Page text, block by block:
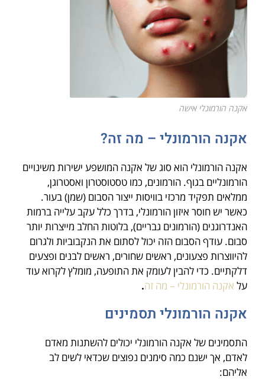
אקנה הורמונלי אישה
אקנה הורמונלי – מה זה?
אקנה הורמונלי הוא סוג של אקנה המושפע ישירות משינויים
הורמונליים בגוף. הורמונים, כמו טסטוסטרון ואסטרוגן,
ממלאים תפקיד מרכזי בוויסות ייצור הסבום (שמן) בעור.
כאשר יש חוסר איזון הורמונלי, בדרך כלל עקב עלייה ברמות
האנדרוגנים (הורמונים גבריים), בלוטות החלב מייצרות יותר
סבום. עודף הסבום הזה יכול לסתום את הנקבוביות ולגרום
להיווצרות פצעונים, ראשים שחורים, ראשים לבנים ופצעים
דלקתיים. כדי להבין לעומק את התופעה, מומלץ לקרוא עוד
על אקנה הורמונלי – מה זה.
אקנה הורמונלי תסמינים
התסמינים של אקנה הורמונלי יכולים להשתנות מאדם
לאדם, אך ישנם כמה סימנים נפוצים שכדאי לשים לב
אליהם: